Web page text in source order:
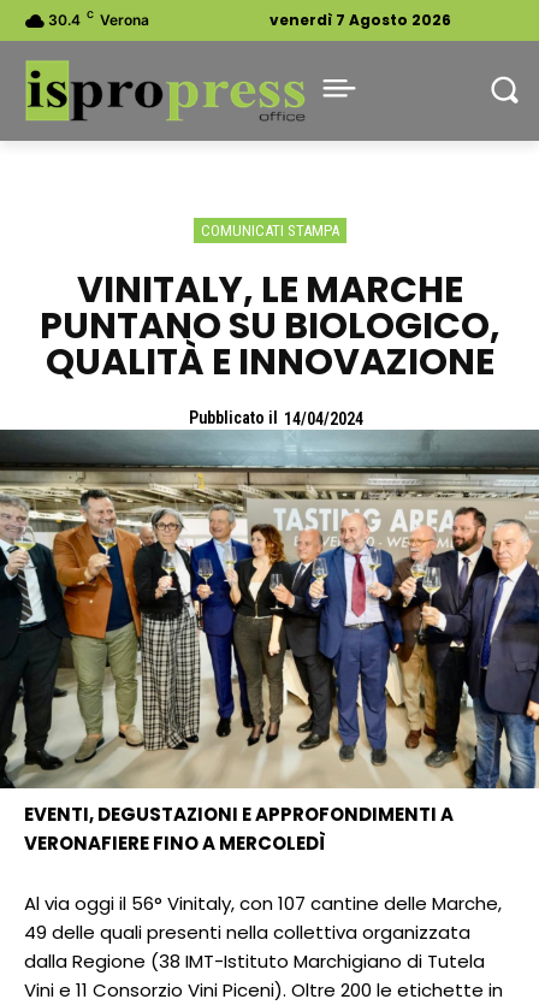
30.4 C Verona venerdì 7 Agosto 2026
COMUNICATI STAMPA
VINITALY, LE MARCHE
PUNTANO SU BIOLOGICO,
QUALITÀ E INNOVAZIONE
Pubblicato il 14/04/2024
EVENTI, DEGUSTAZIONI E APPROFONDIMENTI A
VERONAFIERE FINO A MERCOLEDÌ
Al via oggi il 56° Vinitaly, con 107 cantine delle Marche,
49 delle quali presenti nella collettiva organizzata
dalla Regione (38 IMT-Istituto Marchigiano di Tutela
Vini e 11 Consorzio Vini Piceni). Oltre 200 le etichette in